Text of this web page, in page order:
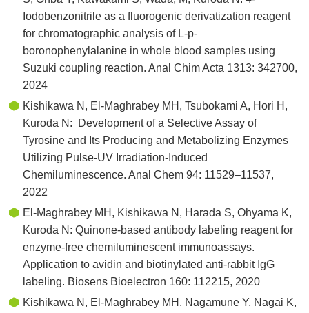
Iodobenzonitrile as a fluorogenic derivatization reagent
for chromatographic analysis of L-p-
boronophenylalanine in whole blood samples using
Suzuki coupling reaction. Anal Chim Acta 1313: 342700,
2024
Kishikawa N, El-Maghrabey MH, Tsubokami A, Hori H,
Kuroda N:
Development of a Selective Assay of
Tyrosine and Its Producing and Metabolizing Enzymes
Utilizing Pulse-UV Irradiation-Induced
Chemiluminescence. Anal Chem 94: 11529–11537,
2022
El-Maghrabey MH, Kishikawa N, Harada S, Ohyama K,
Kuroda N: Quinone-based antibody labeling reagent for
enzyme-free chemiluminescent immunoassays.
Application to avidin and biotinylated anti-rabbit IgG
labeling. Biosens Bioelectron 160: 112215, 2020
Kishikawa N, El-Maghrabey MH, Nagamune Y, Nagai K,